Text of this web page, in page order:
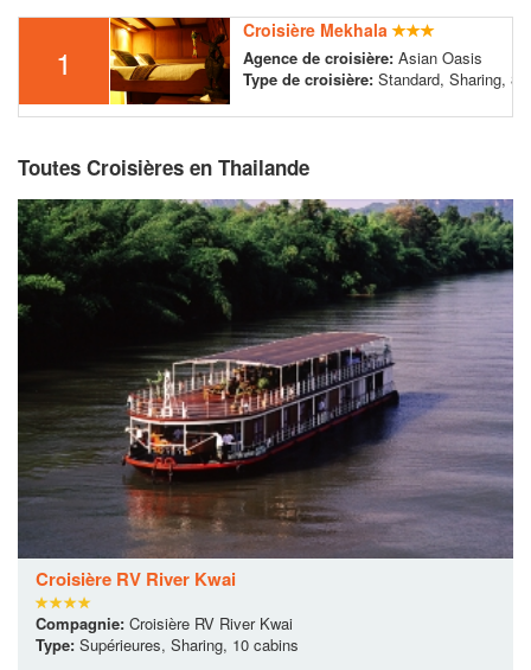
1
Croisière Mekhala
Agence de croisière:Asian Oasis
Type de croisière:Standard, Sharing, 8
Toutes Croisières en Thailande
Croisière RV River Kwai
Compagnie: Croisière RV River Kwai
Type: Supérieures, Sharing, 10 cabins